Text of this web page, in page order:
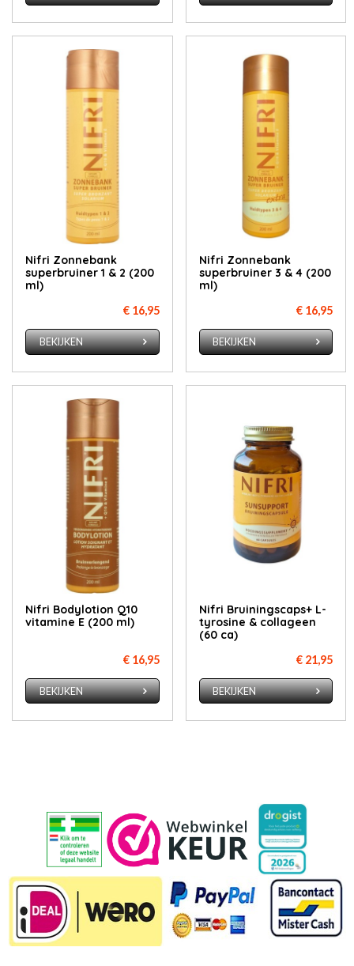
Nifri Zonnebank
superbruiner 1 & 2 (200
ml)
€ 16,95
BEKIJKEN
Nifri Zonnebank
superbruiner 3 & 4 (200
ml)
€ 16,95
BEKIJKEN
Nifri Bodylotion Q10
vitamine E (200 ml)
€ 16,95
BEKIJKEN
Nifri Bruiningscaps+ L-
tyrosine & collageen
(60 ca)
€ 21,95
BEKIJKEN